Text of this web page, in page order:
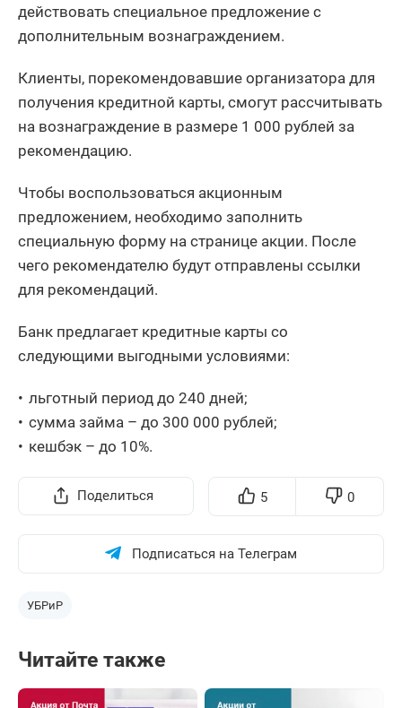
действовать специальное предложение с
дополнительным вознаграждением.
Клиенты, порекомендовавшие организатора для
получения кредитной карты, смогут рассчитывать
на вознаграждение в размере 1 000 рублей за
рекомендацию.
Чтобы воспользоваться акционным
предложением, необходимо заполнить
специальную форму на странице акции. После
чего рекомендателю будут отправлены ссылки
для рекомендаций.
Банк предлагает кредитные карты со
следующими выгодными условиями:
льготный период до 240 дней;
сумма займа – до 300 000 рублей;
кешбэк – до 10%.
Поделиться 5 0
Подписаться на Телеграм
УБРиР
Читайте также